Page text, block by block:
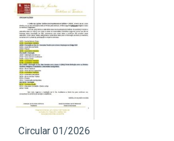
Circular 01/2026